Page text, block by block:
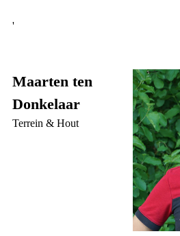
'
Maarten ten
Donkelaar
Terrein & Hout